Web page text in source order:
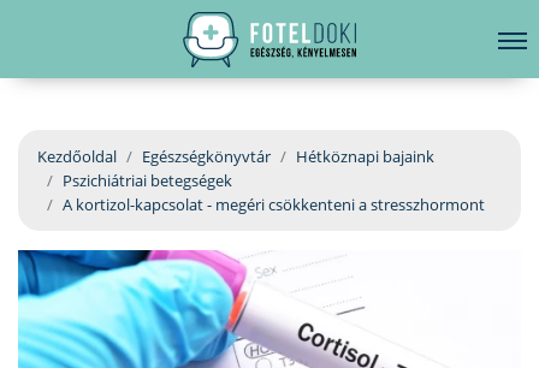
EGÉSZSÉGKÖNYVTÁR
BETEGSÉGKALAUZ
ÜGYELETKERESŐ
ORVOS VÁLASZOL
ORVOSKERESŐ
hirdetés
Kezdőoldal Egészségkönyvtár
Hétköznapi bajaink
Pszichiátriai betegségek
A kortizol-kapcsolat - megéri csökkenteni a stresszhormont